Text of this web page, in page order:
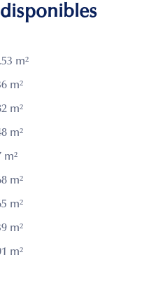
m²
m²
m²
m²
m²
m²
m²
m²
m²